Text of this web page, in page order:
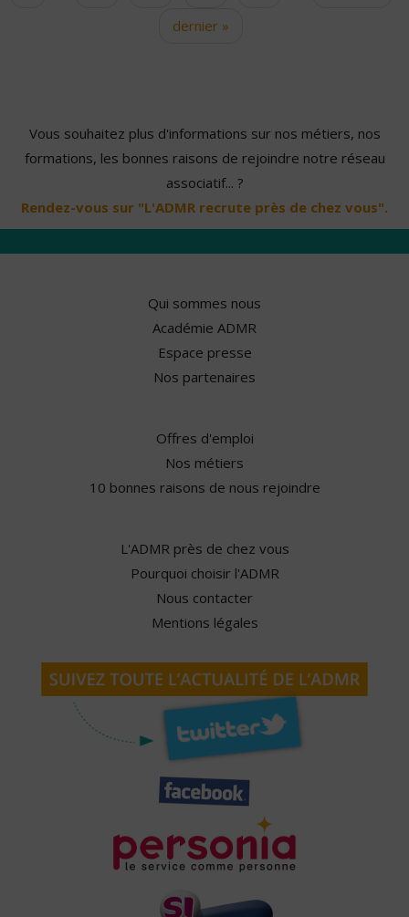
dernier »
Vous souhaitez plus d'informations sur nos métiers, nos
formations, les bonnes raisons de rejoindre notre réseau
associatif... ?
Rendez-vous sur "L'ADMR recrute près de chez vous".
Qui sommes nous
Académie ADMR
Espace presse
Nos partenaires
Offres d'emploi
Nos métiers
10 bonnes raisons de nous rejoindre
L'ADMR près de chez vous
Pourquoi choisir l'ADMR
Nous contacter
Mentions légales